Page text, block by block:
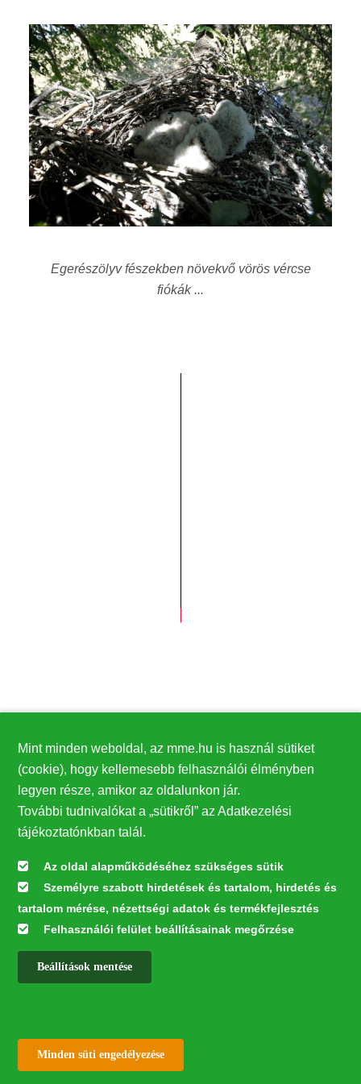
Egerészölyv fészekben növekvő vörös vércse
fiókák ...
Kapcsolodó hírek
Mint minden weboldal, az mme.hu is használ sütiket
(cookie), hogy kellemesebb felhasználói élményben
legyen része, amikor az oldalunkon jár.
További tudnivalókat a „sütikről” az Adatkezelési
tájékoztatónkban talál.
Az oldal alapműködéséhez szükséges sütik
Személyre szabott hirdetések és tartalom, hirdetés és
tartalom mérése, nézettségi adatok és termékfejlesztés
Felhasználói felület beállításainak megőrzése
Beállítások mentése
Minden süti engedélyezése